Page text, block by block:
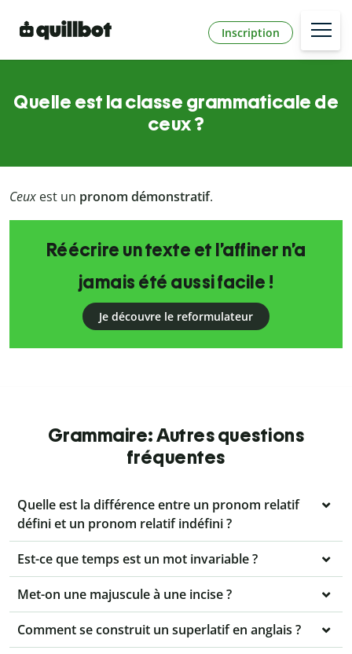
Inscription
Quelle est la classe grammaticale de
ceux ?
Ceux est un pronom démonstratif.
Réécrire un texte et l’affiner n’a
jamais été aussi facile !
Je découvre le reformulateur
Grammaire: Autres questions
fréquentes
Quelle est la différence entre un pronom relatif
défini et un pronom relatif indéfini ?
Est-ce que temps est un mot invariable ?
Met-on une majuscule à une incise ?
Comment se construit un superlatif en anglais ?